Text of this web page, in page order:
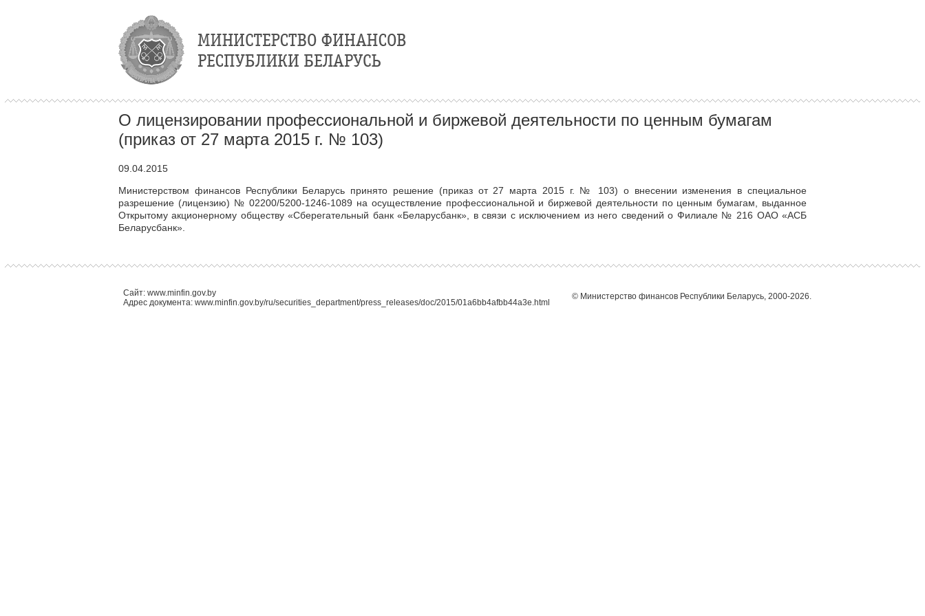
О лицензировании профессиональной и биржевой деятельности по ценным бумагам
(приказ от 27 марта 2015 г. № 103)
09.04.2015
Министерством финансов Республики Беларусь принято решение (приказ от 27 марта 2015 г. № 103) о внесении изменения в специальное
разрешение (лицензию) № 02200/5200-1246-1089 на осуществление профессиональной и биржевой деятельности по ценным бумагам, выданное
Открытому акционерному обществу «Сберегательный банк «Беларусбанк», в связи с исключением из него сведений о Филиале № 216 ОАО «АСБ
Беларусбанк».
© Министерство финансов Республики Беларусь, 2000-2026.
Сайт: www.minfin.gov.by
Адрес документа: www.minfin.gov.by/ru/securities_department/press_releases/doc/2015/01a6bb4afbb44a3e.html